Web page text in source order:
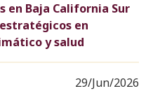
en Baja California Sur
en
y salud
29/Jun/2026